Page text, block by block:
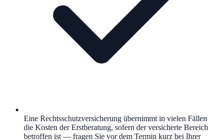
Eine Rechtsschutzversicherung übernimmt in vielen Fällen
die Kosten der Erstberatung, sofern der versicherte Bereich
betroffen ist — fragen Sie vor dem Termin kurz bei Ihrer